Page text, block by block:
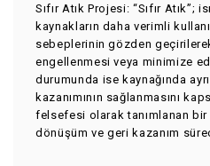
Sıfır Atık Projesi: “Sıfır Atık”;
kaynakların daha verimli
sebeplerinin gözden
engellenmesi veya minimize
durumunda ise kaynağında
kazanımının sağlanmasını
felsefesi olarak tanımlanan bir
dönüşüm ve geri kazanım